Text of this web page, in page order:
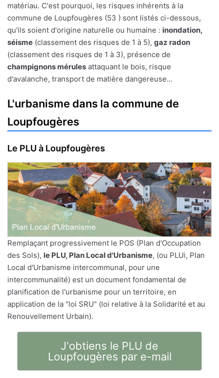
matériau. C'est pourquoi, les risques inhérents à la
commune de Loupfougères (53 ) sont listés ci-dessous,
qu'ils soient d'origine naturelle ou humaine : inondation,
séisme (classement des risques de 1 à 5), gaz radon
(classement des risques de 1 à 3), présence de
champignons mérules attaquant le bois, risque
d'avalanche, transport de matière dangereuse...
L'urbanisme dans la commune de
Loupfougères
Le PLU à Loupfougères
Remplaçant progressivement le POS (Plan d'Occupation
des Sols), le PLU, Plan Local d'Urbanisme, (ou PLUi, Plan
Local d'Urbanisme intercommunal, pour une
intercommunalité) est un document fondamental de
planification de l'urbanisme pour un territoire, en
application de la "loi SRU" (loi relative à la Solidarité et au
Renouvellement Urbain).
J'obtiens le PLU de
Loupfougères par e-mail